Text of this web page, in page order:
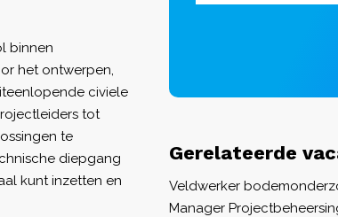
binnen
het ontwerpen,
civiele
tot
te
diepgang
kunt inzetten en
Gerelateerde
Veldwerker
Manager